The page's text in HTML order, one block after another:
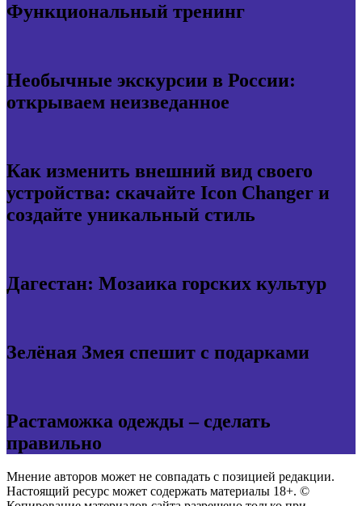
Функциональный тренинг
Необычные экскурсии в России:
открываем неизведанное
Как изменить внешний вид своего
устройства: скачайте Icon Changer и
создайте уникальный стиль
Дагестан: Мозаика горских культур
Зелёная Змея спешит с подарками
Растаможка одежды – сделать
правильно
Мнение авторов может не совпадать с позицией редакции.
Настоящий ресурс может содержать материалы 18+. ©